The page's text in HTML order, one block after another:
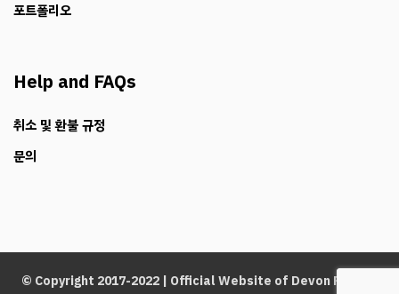
포트폴리오
Help and FAQs
취소 및 환불 규정
문의
© Copyright 2017-2022 | Official Website of Devon Paper